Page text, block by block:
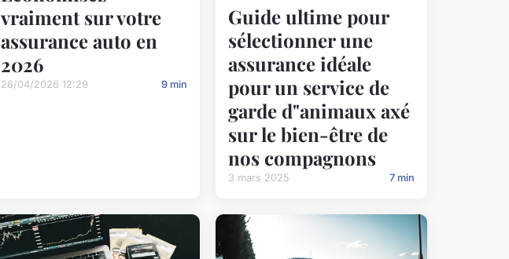
vraiment sur votre
assurance auto en
2026
26/04/2026 12:29 9 min
Guide ultime pour
sélectionner une
assurance idéale
pour un service de
garde d"animaux axé
sur le bien-être de
nos compagnons
3 mars 2025 7 min